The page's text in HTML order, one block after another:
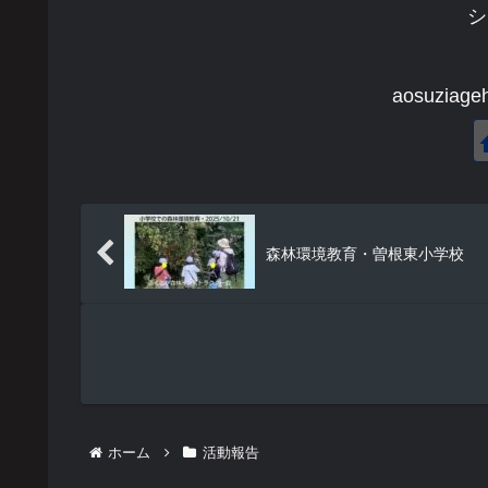
森林環境教育・曽根東小学校
ホーム 活動報告